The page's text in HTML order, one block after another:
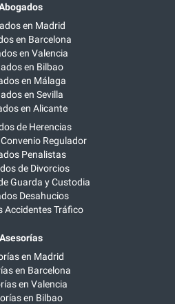
en Madrid
en Barcelona
en Valencia
en Bilbao
en Málaga
en Sevilla
en Alicante
de Herencias
Regulador
Penalistas
de Divorcios
Guarda y Custodia
Desahucios
Accidentes Tráfico
Asesorías
en Madrid
en Barcelona
en Valencia
en Bilbao